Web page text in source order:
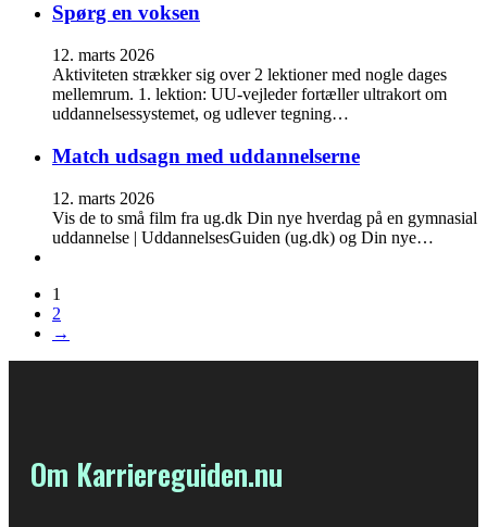
Spørg en voksen
12. marts 2026
Aktiviteten strækker sig over 2 lektioner med nogle dages
mellemrum. 1. lektion: UU-vejleder fortæller ultrakort om
uddannelsessystemet, og udlever tegning…
Match udsagn med uddannelserne
12. marts 2026
Vis de to små film fra ug.dk Din nye hverdag på en gymnasial
uddannelse | UddannelsesGuiden (ug.dk) og Din nye…
1
2
→
Om Karriereguiden.nu